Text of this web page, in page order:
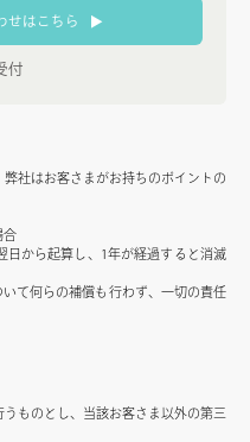
せはこちら ▼
付
社はお客さまがお持ちのポイントの
合
日から起算し、1年が経過すると消滅
て何らの補償も行わず、一切の責任
ものとし、当該お客さま以外の第三